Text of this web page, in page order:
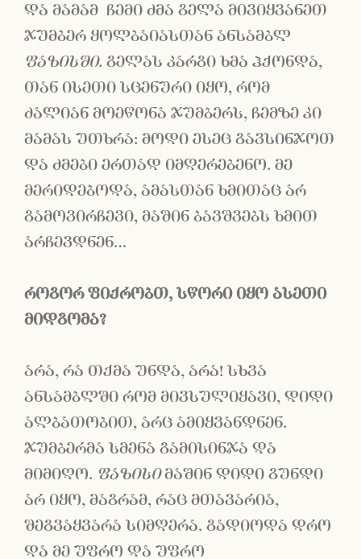
და მამამ ჩემი ძმა გელა მივიყვანეთ
ჯუმბერ ყოლბაიასთან ანსამბლ
ფაზისში. გელას კარგი ხმა ჰქონდა,
თან ისეთი სცენური იყო, რომ
ძალიან მოეწონა ჯუმბერს, ჩემზე კი
მამას უთხრა: მოდი ესეც გავსინჯოთ
და ძმები ერთად იმღერებენო. მე
მერიდებოდა, ამასთან ხმითაც არ
გამოვირჩევი, მაშინ ბავშვებს ხმით
არჩევდნენ…
როგორ ფიქრობთ, სწორი იყო ასეთი
მიდგომა?
არა, რა თქმა უნდა, არა! სხვა
ანსამბლში რომ მივსულიყავი, დიდი
ალბათობით, არც ამიყვანდნენ.
ჯუმბერმა სმენა გამისინჯა და
მიმიღო. ფაზისიმაშინ დიდი გუნდი
არ იყო, მაგრამ, რაც მთავარია,
შეგვაყვარა სიმღერა. გადიოდა დრო
და მე უფრო და უფრო